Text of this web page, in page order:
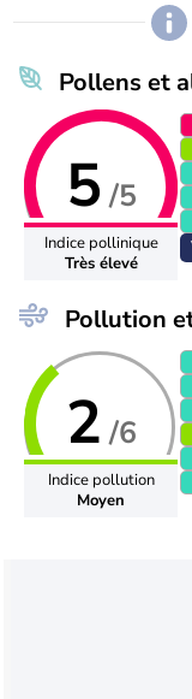
Pollens et
5 /5
Indice pollinique
Très élevé
Pollution
2 /6
Indice pollution
Moyen